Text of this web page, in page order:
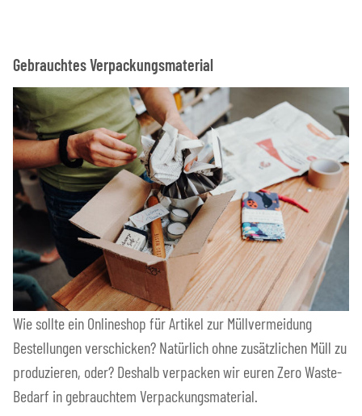
Gebrauchtes Verpackungsmaterial
Wie sollte ein Onlineshop für Artikel zur Müllvermeidung
Bestellungen verschicken? Natürlich ohne zusätzlichen Müll zu
produzieren, oder? Deshalb verpacken wir euren Zero Waste-
Bedarf in gebrauchtem Verpackungsmaterial.